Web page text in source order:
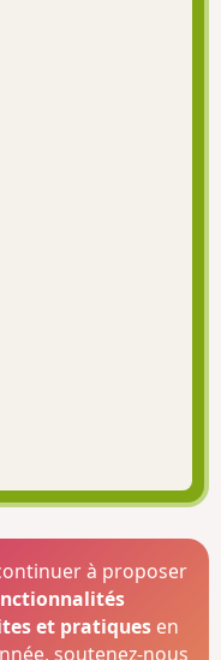
à proposer
et pratiques en
soutenez-nous